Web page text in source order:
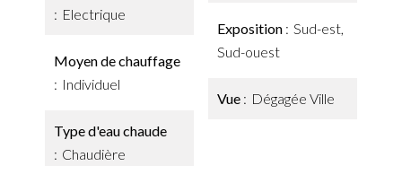
Electrique
Moyen de chauffage
Individuel
Type d'eau chaude
Chaudière
Exposition
Sud-est,
Sud-ouest
Vue Dégagée Ville